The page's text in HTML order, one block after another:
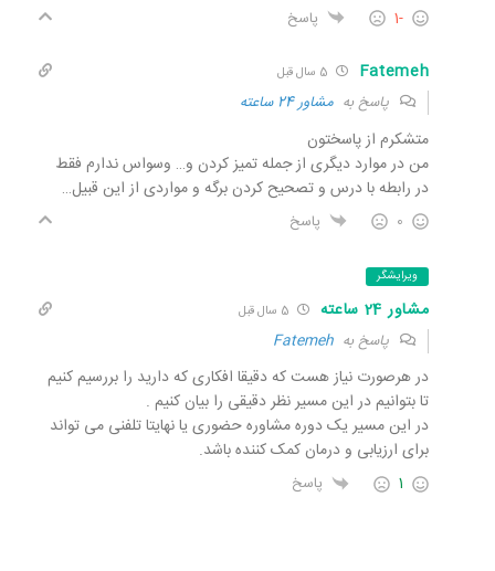
-1 پاسخ
Fatemeh
پاسخ به مشاور 24 ساعته
متشکرم از پاسختون
من در موارد دیگری از جمله تمیز کردن و… وسواس ندارم فقط
در رابطه با درس و تصحیح کردن برگه و مواردی از این قبیل…
0 پاسخ
ویرایشگر
مشاور 24 ساعته
پاسخ به Fatemeh
در هرصورت نیاز هست که دقیقا افکاری که دارید را بررسیم کنیم
تا بتوانیم در این مسیر نظر دقیقی را بیان کنیم .
در این مسیر یک دوره مشاوره حضوری یا نهایتا تلفنی می تواند
برای ارزیابی و درمان کمک کننده باشد.
1 پاسخ